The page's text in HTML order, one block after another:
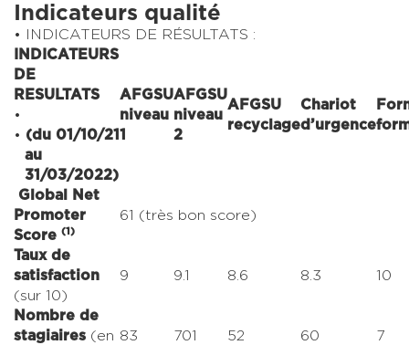
Indicateurs qualité
INDICATEURS DE RÉSULTATS :
INDICATEURS
DE
RESULTATS
(du 01/10/21
au
31/03/2022)
AFGSU
niveau
1
AFGSU
niveau
2
AFGSU
recyclage
Chariot
d’urgence
Global Net
Promoter
Score (1)
61 (très bon score)
Taux de
satisfaction
(sur 10)
9 9.1 8.6 8.3 10
Nombre de
stagiaires (en 83 701 52 60 7